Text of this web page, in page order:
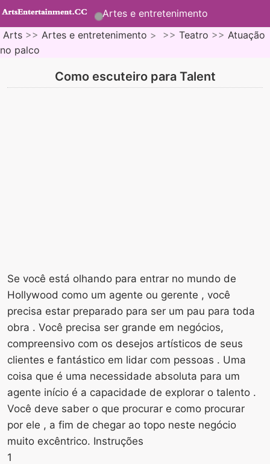
Artes e entretenimento
Arts >> Artes e entretenimento > >> Teatro >> Atuação
no palco
Como escuteiro para Talent
Se você está olhando para entrar no mundo de
Hollywood como um agente ou gerente , você
precisa estar preparado para ser um pau para toda
obra . Você precisa ser grande em negócios,
compreensivo com os desejos artísticos de seus
clientes e fantástico em lidar com pessoas . Uma
coisa que é uma necessidade absoluta para um
agente início é a capacidade de explorar o talento .
Você deve saber o que procurar e como procurar
por ele , a fim de chegar ao topo neste negócio
muito excêntrico. Instruções
1